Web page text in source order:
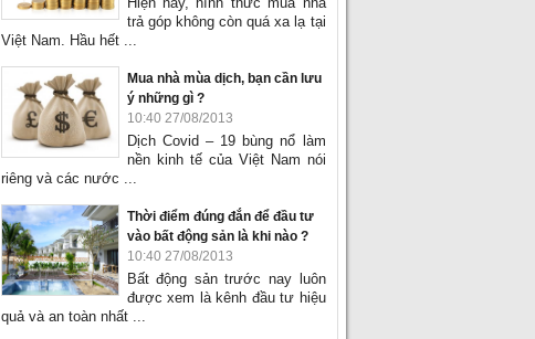
trả góp không còn quá xa lạ tại
Việt Nam. Hầu hết ...
Mua nhà mùa dịch, bạn cần lưu
ý những gì ?
10:40 27/08/2013
Dịch Covid – 19 bùng nổ làm
nền kinh tế của Việt Nam nói
riêng và các nước ...
Thời điểm đúng đắn để đầu tư
vào bất động sản là khi nào ?
10:40 27/08/2013
Bất động sản trước nay luôn
được xem là kênh đầu tư hiệu
quả và an toàn nhất ...